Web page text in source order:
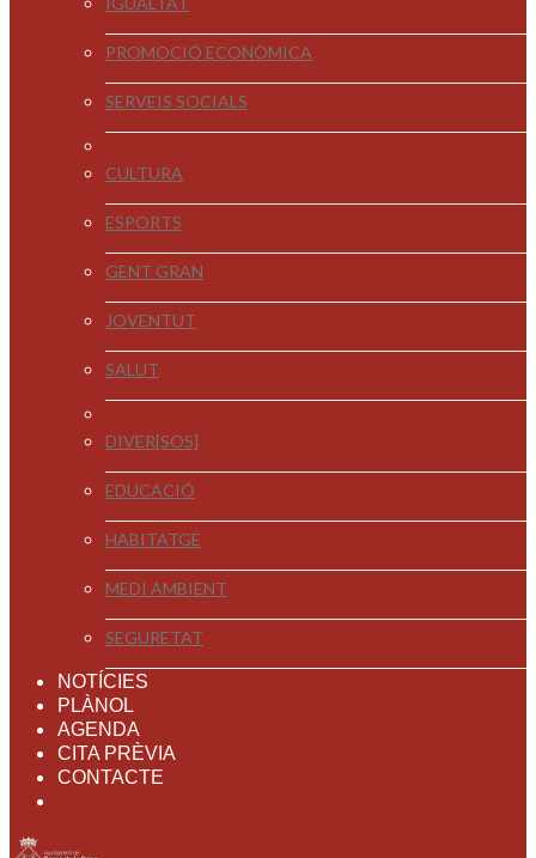
PROMOCIÓ ECONÒMICA
SERVEIS SOCIALS
CULTURA
ESPORTS
GENT GRAN
JOVENTUT
SALUT
DIVER[SOS]
EDUCACIÓ
HABITATGE
MEDI AMBIENT
SEGURETAT
NOTÍCIES
PLÀNOL
AGENDA
CITA PRÈVIA
CONTACTE